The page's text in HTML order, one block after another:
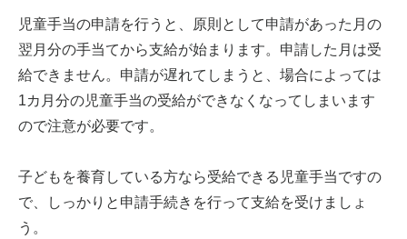
児童手当の申請を行うと、原則として申請があった月の
翌月分の手当てから支給が始まります。申請した月は受
給できません。申請が遅れてしまうと、場合によっては
1カ月分の児童手当の受給ができなくなってしまいます
ので注意が必要です。
子どもを養育している方なら受給できる児童手当ですの
で、しっかりと申請手続きを行って支給を受けましょ
う。